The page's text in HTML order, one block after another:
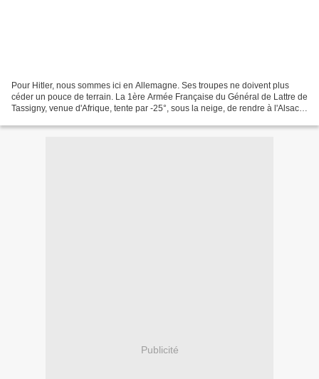
Pour Hitler, nous sommes ici en Allemagne. Ses troupes ne doivent plus
céder un pouce de terrain. La 1ère Armée Française du Général de Lattre de
Tassigny, venue d'Afrique, tente par -25°, sous la neige, de rendre à l'Alsace
Publicité